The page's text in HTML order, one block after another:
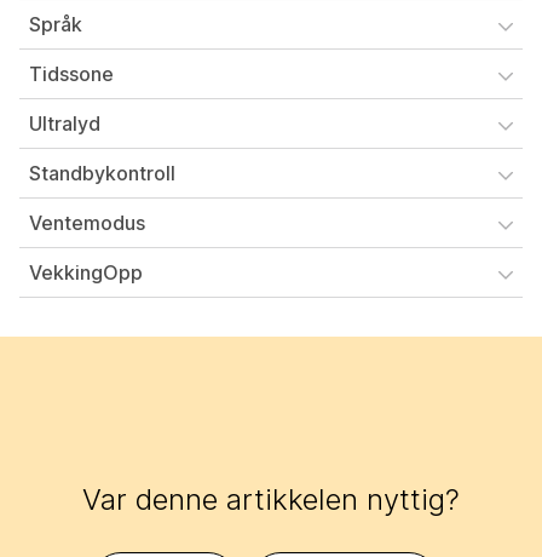
Språk
Tidssone
Ultralyd
Standbykontroll
Ventemodus
VekkingOpp
Var denne artikkelen nyttig?